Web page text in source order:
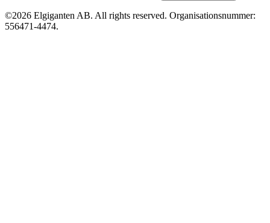
©2026 Elgiganten AB. All rights reserved. Organisationsnummer:
556471-4474.